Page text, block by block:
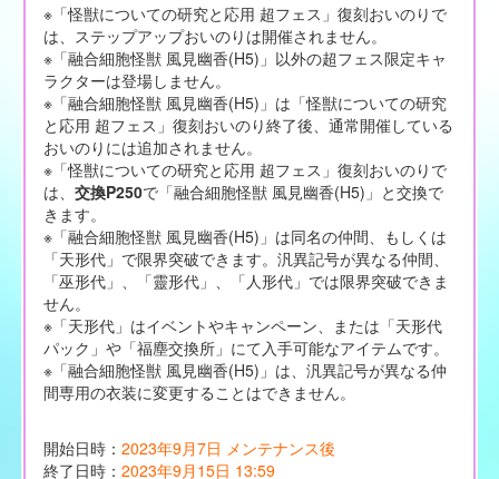
※「怪獣についての研究と応用 超フェス」復刻おいのりで
は、ステップアップおいのりは開催されません。
※「融合細胞怪獣 風見幽香(H5)」以外の超フェス限定キャ
ラクターは登場しません。
※「融合細胞怪獣 風見幽香(H5)」は「怪獣についての研究
と応用 超フェス」復刻おいのり終了後、通常開催している
おいのりには追加されません。
※「怪獣についての研究と応用 超フェス」復刻おいのりで
は、 交換P250で「融合細胞怪獣 風見幽香(H5)」と交換で
きます。
※「融合細胞怪獣 風見幽香(H5)」は同名の仲間、もしくは
「天形代」で限界突破できます。汎異記号が異なる仲間、
「巫形代」、「靈形代」、「人形代」では限界突破できま
せん。
※「天形代」はイベントやキャンペーン、または「天形代
パック」や「福塵交換所」にて入手可能なアイテムです。
※「融合細胞怪獣 風見幽香(H5)」は、汎異記号が異なる仲
間専用の衣装に変更することはできません。
開始日時： 2023年9月7日 メンテナンス後
終了日時： 2023年9月15日 13:59